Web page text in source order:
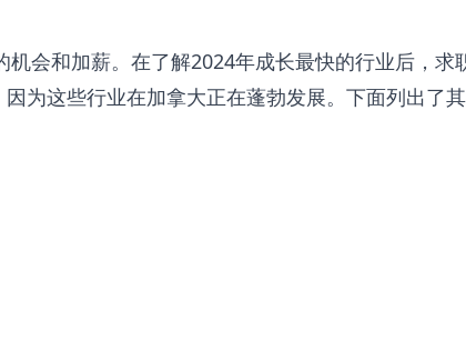
会和加薪。在了解2024年成长最快的行业后，求
为这些行业在加拿大正在蓬勃发展。下面列出了